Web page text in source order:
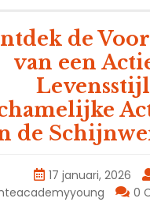
de
van een
de
17 januari, 2026
0